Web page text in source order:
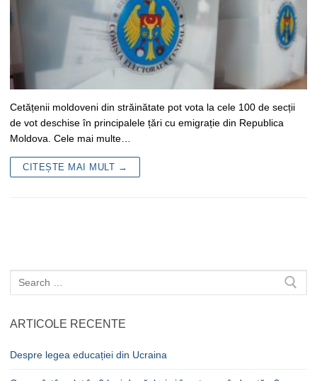
Cetățenii moldoveni din străinătate pot vota la cele 100 de secții
de vot deschise în principalele țări cu emigrație din Republica
Moldova. Cele mai multe…
CITEȘTE MAI MULT →
Caută
după:
ARTICOLE RECENTE
Despre legea educației din Ucraina